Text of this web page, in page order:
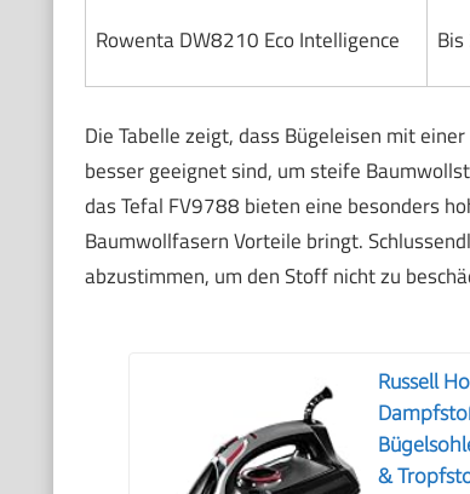
Rowenta DW8210 Eco Intelligence
Die Tabelle zeigt, dass Bügeleisen mit
besser geeignet sind, um steife
das Tefal FV9788 bieten eine besonders
Baumwollfasern Vorteile bringt.
abzustimmen, um den Stoff nicht zu
Russell
&